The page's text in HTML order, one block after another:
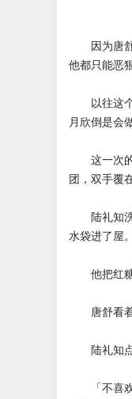
第
因为唐舒
他都只能恶
以往这个
月欣倒是会
这一次的
团，双手覆
陆礼知洗
水袋进了屋。
他把红糖
唐舒看着
陆礼知点
「不喜欢